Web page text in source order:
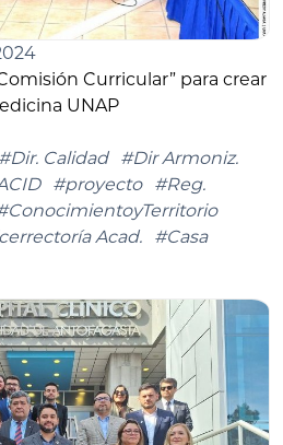
Curricular” para crear
UNAP
#Dir. Calidad
#Dir Armoniz.
#proyecto
#Reg.
Acad.
#Casa